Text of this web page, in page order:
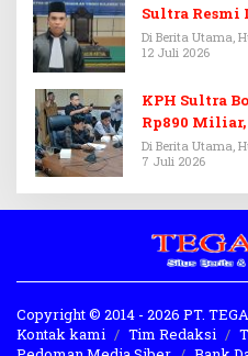
Sultra
PERADI
Di Berita Utama,
12 Juli 2026
KPH Sultra
Rp890 Miliar,
Di Berita Utama,
7 Juli 2026
Copyright © 2014 - 2026 PT.
Kontak kami
Tim Redaksi